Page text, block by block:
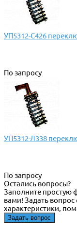
УП5312-С426
По запросу
УП5312-Л338
По запросу
Остались вопросы?
Заполните простую
вами! Задать
характеристики,
Задать вопрос